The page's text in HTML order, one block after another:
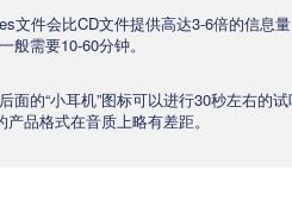
文件会比CD文件提供高达3-6倍的信息
需要10-60分钟。
面的“小耳机”图标可以进行30秒左右的
品格式在音质上略有差距。